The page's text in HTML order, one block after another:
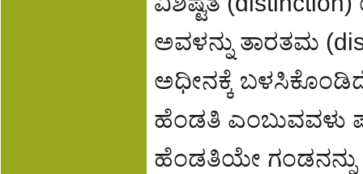
ಅವಳನ್ನು ತಾರತಮ
ಅಧೀನಕ್ಕೆ
ಹೆಂಡತಿ ಎಂಬುವವಳು
ಹೆಂಡತಿಯೇ